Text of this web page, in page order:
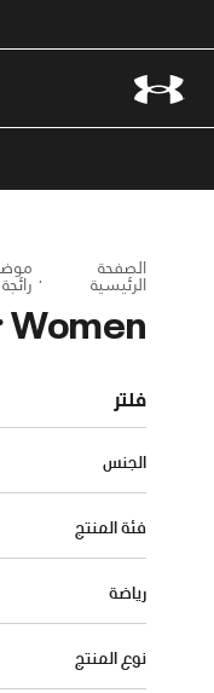
الصفحة
الرئيسية رائجة
Women
فلتر
الجنس
فئة المنتج
رياضة
نوع المنتج